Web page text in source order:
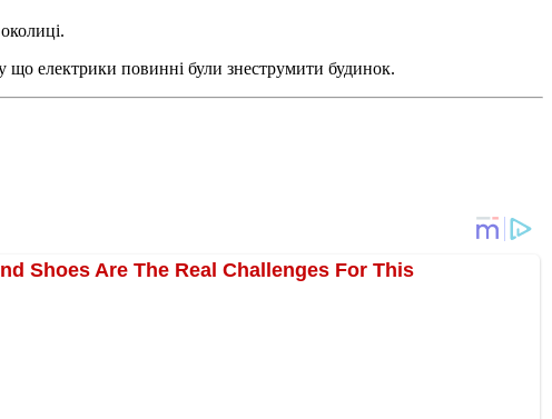
що електрики повинні були знеструмити будинок.